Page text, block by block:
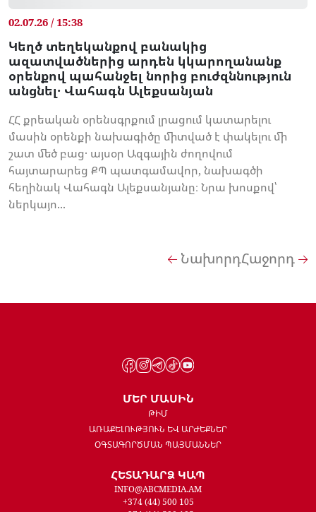
02.07.26 / 15:38
Կեղծ տեղեկանքով բանակից
ազատվածներից արդեն կկարողանանք
օրենքով պահանջել նորից բուժզննություն
անցնել․ Վահագն Ալեքսանյան
ՀՀ քրեական օրենսգրքում լրացում կատարելու
մասին օրենքի նախագիծը միտված է փակելու մի
շատ մեծ բաց․ այսօր Ազգային ժողովում
հայտարարեց ՔՊ պատգամավոր, նախագծի
հեղինակ Վահագն Ալեքսանյանը։ Նրա խոսքով՝
ներկայո...
ՆախորդՀաջորդ
ՄԵՐ ՄԱՍԻՆ
ԹԻՄ
ԱՌԱՔԵԼՈՒԹՅՈՒՆ ԵՎ ԱՐԺԵՔՆԵՐ
ՕԳՏԱԳՈՐԾՄԱՆ ՊԱՅՄԱՆՆԵՐ
ՀԵՏԱԴԱՐՁ ԿԱՊ
INFO@ABCMEDIA.AM
+374 (44) 500 105